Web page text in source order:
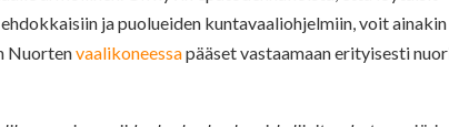
ja puolueiden kuntavaaliohjelmiin, voit ainakin
Nuortenvaalikoneessapääset vastaamaan erityisesti